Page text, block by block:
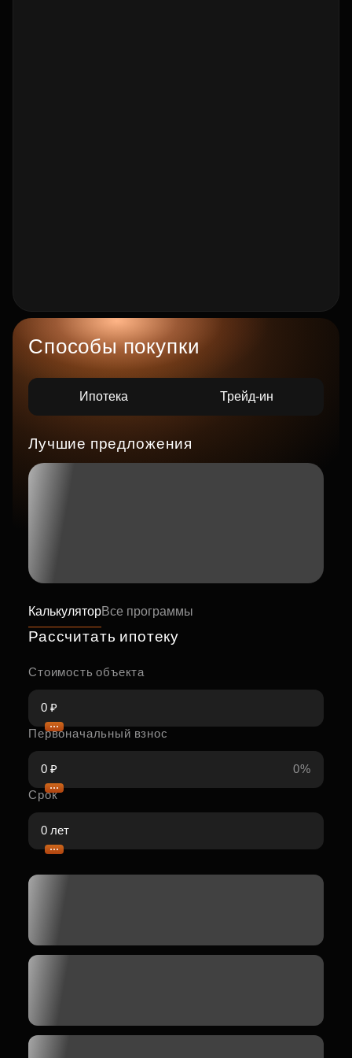
Способы покупки
Ипотека Трейд-ин
Лучшие предложения
КалькуляторВсе программы
Рассчитать ипотеку
Стоимость объекта
Первоначальный взнос
0%
Срок